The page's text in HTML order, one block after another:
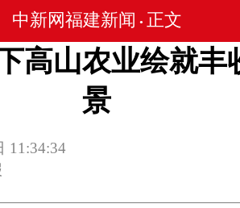
中新网福建新闻 • 正文
高山农业绘就丰
景
11:34:34